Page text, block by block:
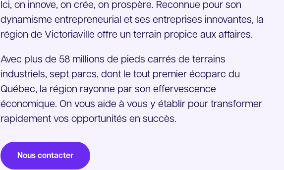
Ici, on innove, on crée, on prospère. Reconnue pour son
dynamisme entrepreneurial et ses entreprises innovantes, la
région de Victoriaville offre un terrain propice aux affaires.
Avec plus de 58 millions de pieds carrés de terrains
industriels, sept parcs, dont le tout premier écoparc du
Québec, la région rayonne par son effervescence
économique. On vous aide à vous y établir pour transformer
rapidement vos opportunités en succès.
Nous contacter